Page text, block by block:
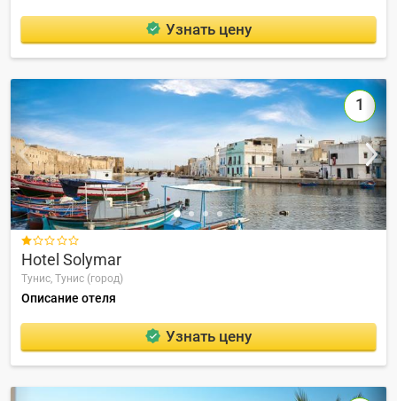
Узнать цену
1

Hotel Solymar
Тунис, Тунис (город)
Описание отеля
Узнать цену